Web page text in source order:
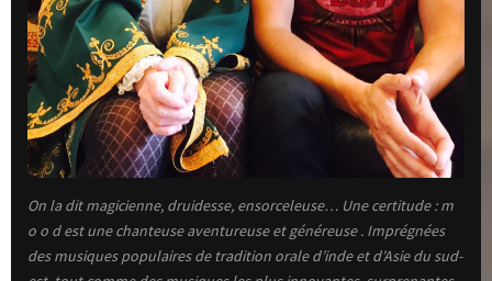
On la dit magicienne, druidesse, ensorceleuse… Une certitude :m
o o dest une chanteuse aventureuse et généreuse . Imprégnées
des musiques populaires de tradition orale d’inde et d’Asie du sud-